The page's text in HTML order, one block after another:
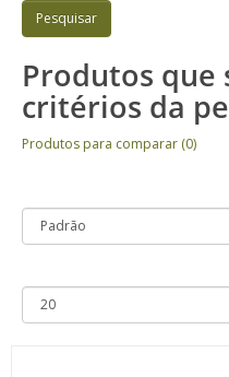
Produtos que
critérios da
Produtos para comparar (0)